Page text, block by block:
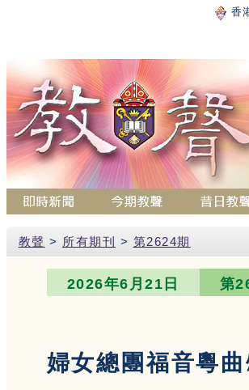
香
教聲 > 所有期刊 > 第2624期
2026年6月21日 第
婦女總團福音粵